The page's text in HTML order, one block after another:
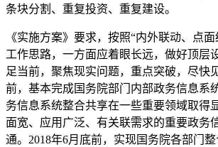
条块分割、重复投资、重复建设。
《实施方案》要求，按照“内外联动、点
工作思路，一方面应着眼长远，做好顶层
足当前，聚焦现实问题，重点突破，尽快
前，基本完成国务院部门内部政务信息系
务信息系统整合共享在一些重要领域取得
面宽、应用广泛、有关联需求的重要政务
通。2018年6月底前，实现国务院各部门